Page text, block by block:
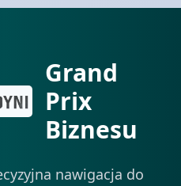
Grand
Prix
Biznesu
nawigacja do